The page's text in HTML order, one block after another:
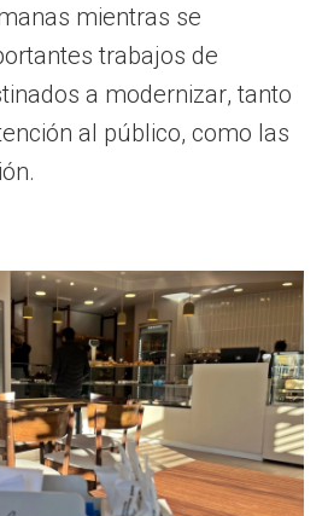
mientras se
trabajos de
a modernizar, tanto
al público, como las